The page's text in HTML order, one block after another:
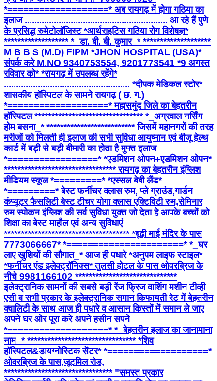
*===================* अब रायगढ़ में होगा गठिया का
इलाज ........................................................... आ रहे हैं पुणे
के प्रसिद्ध रुमेटोलॉजिस्ट *आर्थराइटिस गठिया रोग विशेषज्ञ*
******************* *_डा. बी. बी. कुमार_* ********************
M B B S (M.D) FIPM *JHON HOSPITAL (USA)*
संपर्क करे M.NO 9340753554, 9201773541 *9 अगस्त
रविवार को* *रायगढ़ में उपलब्ध रहेंगे*
.................................................... *दीपक मेडिकल स्टोर*
शासकीय हॉस्पिटल के सामने रायगढ़ ( छ. ग.)
*===================* महासमुंद जिले का बेहतरीन
हॉस्पिटल ******************************** *_अग्रवाल नर्सिंग
होम बसना_* ************************** जिसमें महानगरों की तरह
मरीजों को मिलती ही इलाज की सभी सुविधा आयुष्मान एवं बीजू हेल्थ
कार्ड में बड़ी से बड़ी बीमारी का होता है मुफ्त इलाज
*=================* *एडमिशन ओपन+एडमिशन ओपन*
********************************* रायगढ़ का बेहतरीन इंग्लिश
मीडियम स्कूल *=========* *एस्सल बेबी लैंड*
*=========* बेस्ट फर्नीचर क्लास रुम, प्ले ग्राउंड,गार्डन
कंप्यूटर फैसलिटी बेस्ट टीचर योगा क्लास एक्टिविटी रुम,सेमिनार
रुम स्पोकन इंग्लिश की सर्व सुविधा युक्त जो देता हे आपके बच्चों को
शिक्षा का बेस्ट माहौल एवं अन्य सुविधाएं
************************************* *बूढ़ी माई मंदिर के पास
7773066667* *======================* *_घर
लाए खुशियों की सौगात_* आज ही पधारे *अनुपम लाइफ स्टाइल*
*फर्नीचर एंड इलेक्ट्रॉनिक्स* तुलसी होटल के पास ओवरब्रिज के
नीचे 9981166102 ******************************
इलेक्ट्रानिक सामनों की सबसे बड़ी रेंज फ्रिज वाशिंग मशीन टीव्ही
एसी व सभी प्रकार के इलेक्ट्रानिक समान किफायती रेट में बेहतरीन
क्वालिटी के साथ आज ही पधारे व आसान किस्तों में समान ले जाए
अपने घर ओर पूरा करे अपने हसीन सपने
*===================* *_बेहतरीन इलाज का जानामाना
नाम_* ******************************** *शिव
हॉस्पिटल&डायग्नोस्टिक सेंटर* *===================*
ओवरब्रिज के पास,जूटमिल रोड,
******************************** "समस्त प्रकार